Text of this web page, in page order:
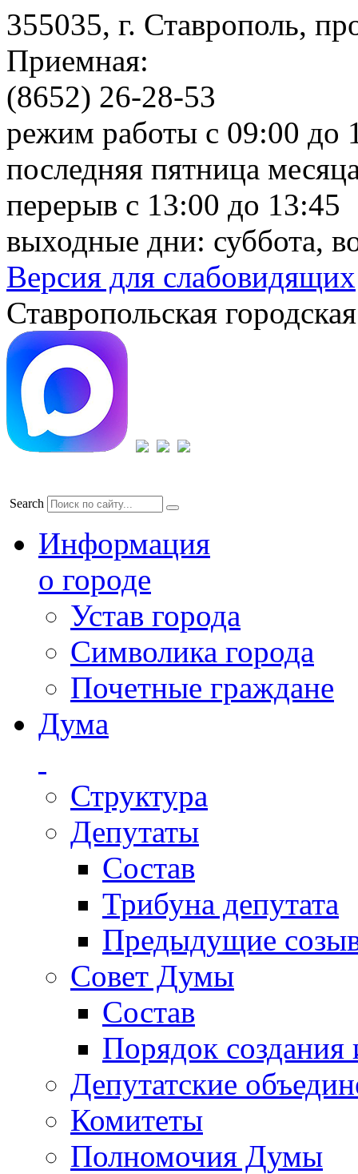
355035, г. Ставрополь,
Приемная:
(8652) 26-28-53
режим работы с 09:00 до
последняя пятница
перерыв с 13:00 до 13:45
выходные дни: суббота,
Версия для слабовидящих
Ставропольская
Search
Информация
о городе
Устав города
Символика города
Почетные граждане
Дума
Структура
Депутаты
Состав
Трибуна депутата
Предыдущие
Совет Думы
Состав
Порядок создания
Депутатские
Комитеты
Полномочия Думы